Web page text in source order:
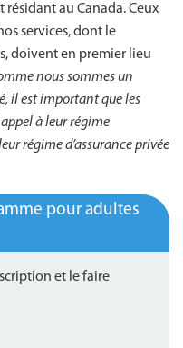
résidant au Canada. Ceux
services, dont le
doivent en premier lieu
nous sommes un
il est important que les
à leur régime
régime d’assurance privée
pour adultes
et le faire